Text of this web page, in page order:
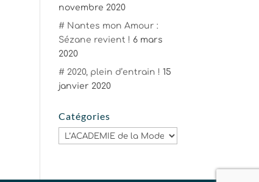
novembre 2020
# Nantes mon Amour :
Sézane revient ! 6 mars
2020
# 2020, plein d’entrain ! 15
janvier 2020
Catégories
Catégories